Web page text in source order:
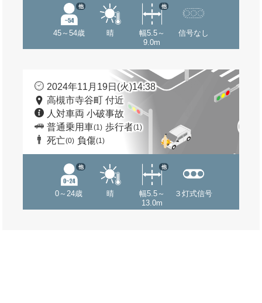
45～54歳
他
晴
幅5.5～
9.0m
他
信号なし
2024年11月19日(火)14:38
高槻市寺谷町 付近
人対車両 小破事故
普通乗用車(1) 歩行者(1)
死亡(0) 負傷(1)
0～24歳
他
晴
幅5.5～
13.0m
他
３灯式信号